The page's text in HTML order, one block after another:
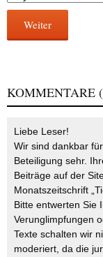
Weiter
KOMMENTARE
Liebe Leser!
Wir sind dankbar
Beteiligung sehr.
Beiträge auf der
Monatszeitschrift
Bitte entwerten Sie
Verunglimpfungen
Texte schalten wir
moderiert, da die